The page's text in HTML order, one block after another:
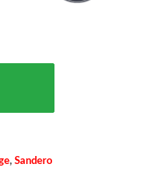
, Sandero